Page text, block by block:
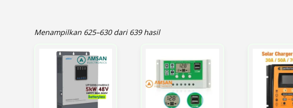
Menampilkan 625–630 dari 639 hasil